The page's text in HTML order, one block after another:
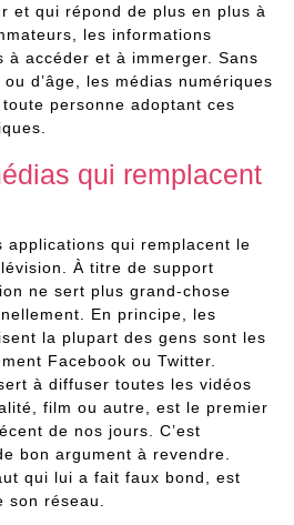
et qui répond de plus en plus à
les informations
à accéder et à immerger. Sans
d’âge, les médias numériques
personne adoptant ces
qui remplacent
applications qui remplacent le
À titre de support
ne sert plus grand-chose
En principe, les
la plupart des gens sont les
Facebook ou Twitter.
à diffuser toutes les vidéos
film ou autre, est le premier
de nos jours. C’est
bon argument à revendre.
qui lui a fait faux bond, est
son réseau.